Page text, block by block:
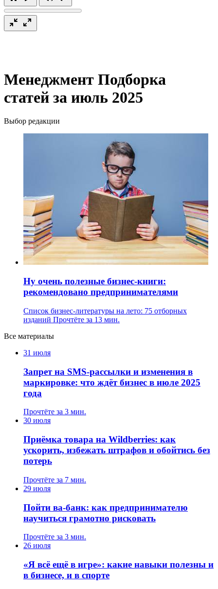
Менеджмент Подборка
статей за июль 2025
Выбор редакции
Ну очень полезные бизнес-книги:
рекомендовано предпринимателями
Список бизнес-литературы на лето: 75 отборных
изданий Прочтёте за 13 мин.
Все материалы
31 июля
Запрет на SMS-рассылки и изменения в
маркировке: что ждёт бизнес в июле 2025
года
Прочтёте за 3 мин.
30 июля
Приёмка товара на Wildberries: как
ускорить, избежать штрафов и обойтись без
потерь
Прочтёте за 7 мин.
29 июля
Пойти ва-банк: как предпринимателю
научиться грамотно рисковать
Прочтёте за 3 мин.
26 июля
«Я всё ещё в игре»: какие навыки полезны и
в бизнесе, и в спорте